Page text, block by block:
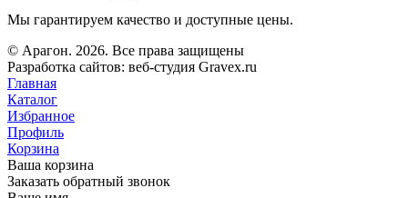
Мы гарантируем качество и доступные цены.
© Арагон. 2026. Все права защищены
Разработка сайтов: веб-студия Gravex.ru
Главная
Каталог
Избранное
Профиль
Корзина
Ваша корзина
Заказать обратный звонок